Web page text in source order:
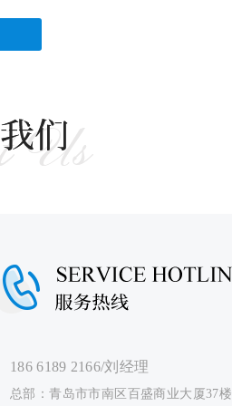
186 6189 2166/刘经理
总部：青岛市市南区百盛商业大厦37楼